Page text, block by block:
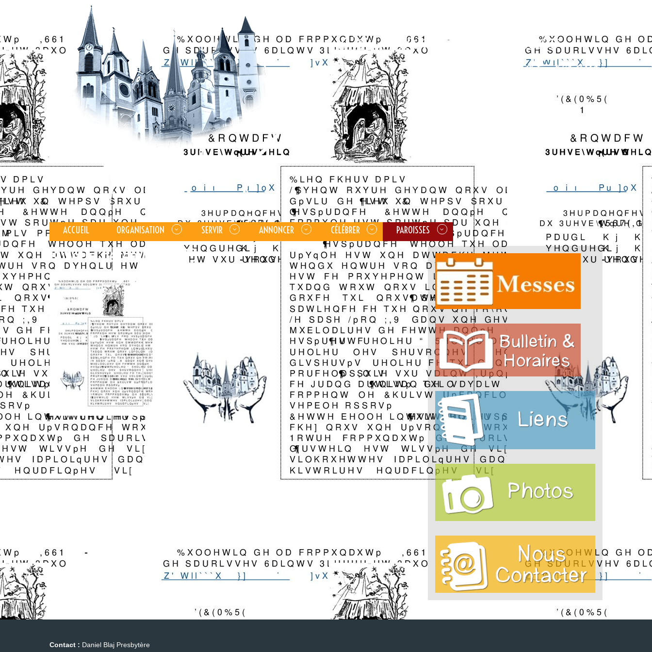
ACCUEIL ORGANISATION SERVIR ANNONCER CÉLÉBRER PAROISSES
Bulletin decembre 2025
Contact : Daniel Blaj Presbytère